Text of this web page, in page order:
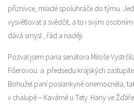
příznivce, mladé spoluhráče do týmu.
vysvětlovat a svědčit, a to i svým
dává smysl , řád a naději.
Pozval jsem pana senátora Miloše
Fišerovou a předsedu krajských
Bohužel paní poslankyně onemocněla,
v chalupě – Kavárně u Tety Hany ve